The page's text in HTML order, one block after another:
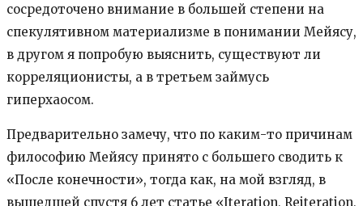
сосредоточено внимание в большей степени на
спекулятивном материализме в понимании Мейясу,
в другом я попробую выяснить, существуют ли
корреляционисты, а в третьем займусь
гиперхаосом.
Предварительно замечу, что по каким-то причинам
философию Мейясу принято с большего сводить к
«После конечности», тогда как, на мой взгляд, в
вышедшей спустя 6 лет статье «Iteration, Reiteration,